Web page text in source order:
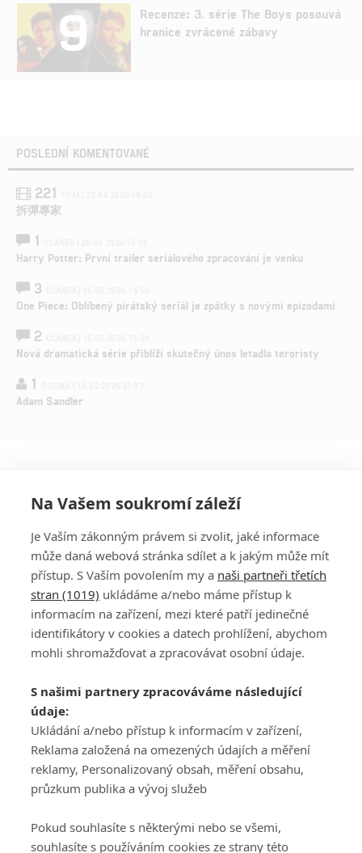
9
Recenze: 3. série The Boys posouvá
hranice zvrácené zábavy
POSLEDNÍ KOMENTOVANÉ
221
拆彈專家
1
Harry Potter: První trailer seriálového zpracování je venku
3
One Piece: Oblíbený pirátský seriál je zpátky s novými epizodami
2
Nová dramatická série přiblíží skutečný únos letadla teroristy
1
Adam Sandler
PŘIHLÁSIT
REGISTROVAT
DISKUZE
Šéfredaktorkou webu jePetr Slavík, e-mailserialy@fandimefilmu.cz
Máte-li zájem o inzerci na našem webu napište nám na e-mail
studio@koncal.com
Ochrana osobních údajů|Zásady používání cookies |Pravidla webu
Upravit nastavení soukromí
Na Vašem soukromí záleží
Je Vaším zákonným právem si zvolit, jaké informace
může daná webová stránka sdílet a k jakým může mít
přístup. S Vaším povolením my a naši partneři třetích
stran (1019) ukládáme a/nebo máme přístup k
informacím na zařízení, mezi které patří jedinečné
identifikátory v cookies a datech prohlížení, abychom
mohli shromažďovat a zpracovávat osobní údaje.
S našimi partnery zpracováváme následující
údaje:
Ukládání a/nebo přístup k informacím v zařízení,
Reklama založená na omezených údajích a měření
reklamy, Personalizovaný obsah, měření obsahu,
průzkum publika a vývoj služeb
Pokud souhlasíte s některými nebo se všemi,
souhlasíte s používáním cookies ze strany této